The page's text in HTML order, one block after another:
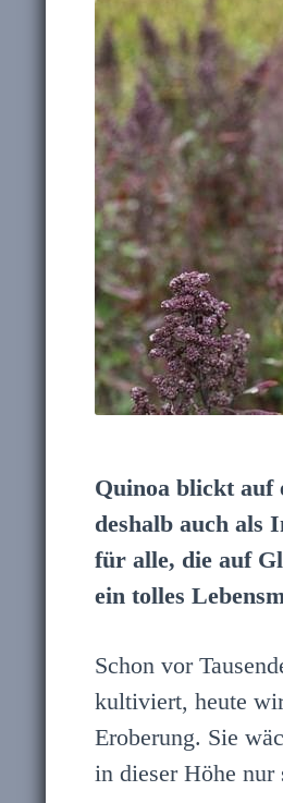
Quinoa blickt auf
deshalb auch als
für alle, die auf
ein tolles
Schon vor
kultiviert, heute
Eroberung. Sie
in dieser Höhe nur